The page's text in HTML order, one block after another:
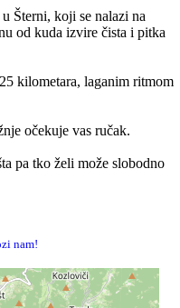
Šterni, koji se nalazi na
od kuda izvire čista i pitka
kilometara, laganim ritmom
očekuje vas ručak.
pa tko želi može slobodno
nam!